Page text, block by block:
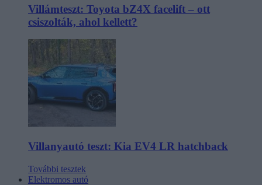
Villámteszt: Toyota bZ4X facelift – ott
csiszolták, ahol kellett?
Villanyautó teszt: Kia EV4 LR hatchback
További tesztek
Elektromos autó